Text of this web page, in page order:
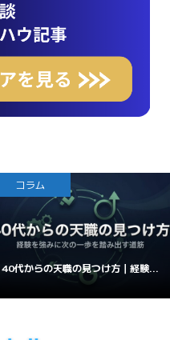
コラム
40代からの天職の見つけ方｜経験...